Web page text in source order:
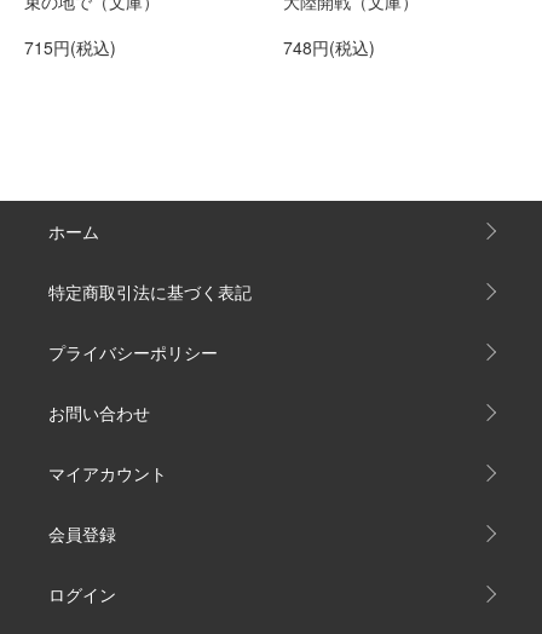
715円(税込)
748円(税込)
ホーム
特定商取引法に基づく表記
プライバシーポリシー
お問い合わせ
マイアカウント
会員登録
ログイン